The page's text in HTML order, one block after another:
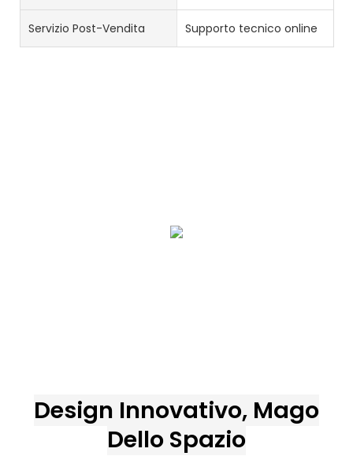
Servizio Post-Vendita Supporto tecnico online
Design Innovativo, Mago
Dello Spazio